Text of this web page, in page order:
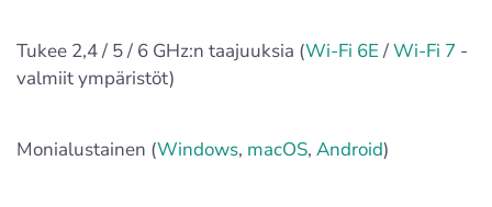
Tukee 2,4 / 5 / 6 GHz:n taajuuksia (Wi‑Fi 6E/Wi‑Fi 7 -
valmiit ympäristöt)
Monialustainen (Windows, macOS, Android)